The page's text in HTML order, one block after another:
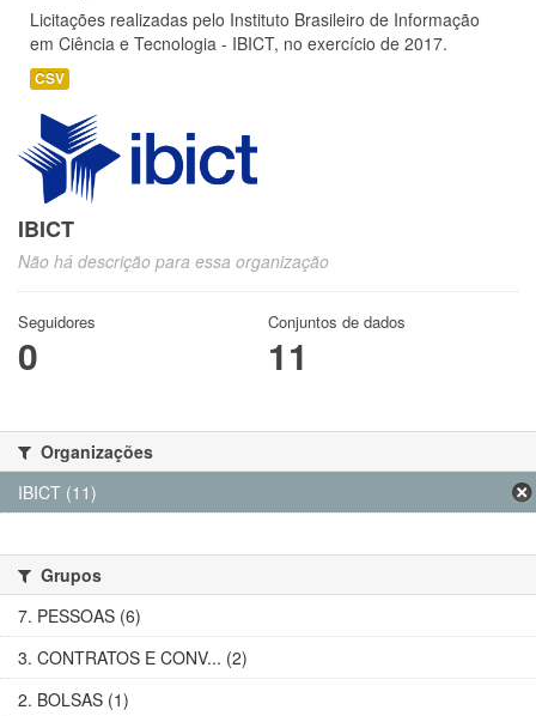
Licitações realizadas pelo Instituto Brasileiro de Informação
em Ciência e Tecnologia - IBICT, no exercício de 2017.
CSV
IBICT
Não há descrição para essa organização
Seguidores
0
Conjuntos de dados
11
Organizações
IBICT (11)
Grupos
7. PESSOAS (6)
3. CONTRATOS E CONV... (2)
2. BOLSAS (1)